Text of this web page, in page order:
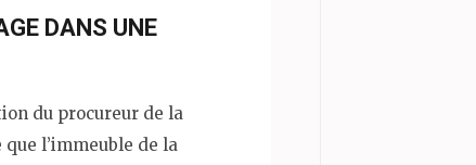
DANS UNE
du procureur de la
l’immeuble de la